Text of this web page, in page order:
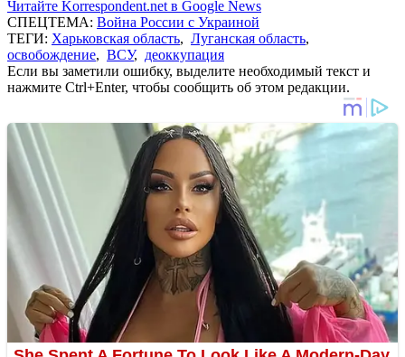
Читайте Korrespondent.net в Google News
СПЕЦТЕМА: Война России с Украиной
ТЕГИ: Харьковская область, Луганская область,
освобождение, ВСУ, деоккупация
Если вы заметили ошибку, выделите необходимый текст и
нажмите Ctrl+Enter, чтобы сообщить об этом редакции.